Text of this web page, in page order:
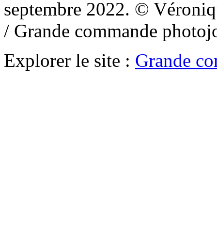
septembre 2022. ©
/ Grande commande
Explorer le site : Grande